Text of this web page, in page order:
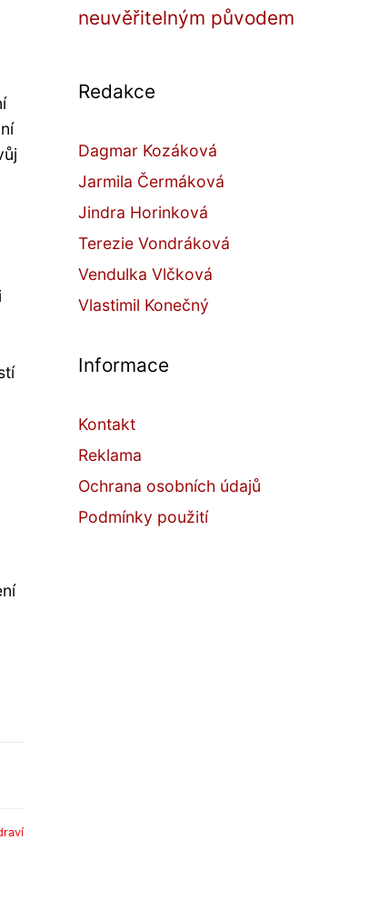
neuvěřitelným původem
Redakce
Dagmar Kozáková
Jarmila Čermáková
Jindra Horinková
Terezie Vondráková
Vendulka Vlčková
Vlastimil Konečný
Informace
Kontakt
Reklama
Ochrana osobních údajů
Podmínky použití